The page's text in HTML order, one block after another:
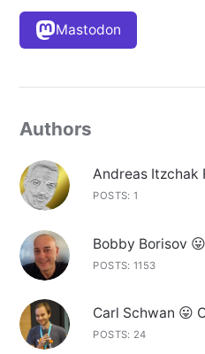
Mastodon
Authors
Andreas Itzchak
POSTS: 1
Bobby Borisov
POSTS: 1153
Carl Schwan 😛
POSTS: 24